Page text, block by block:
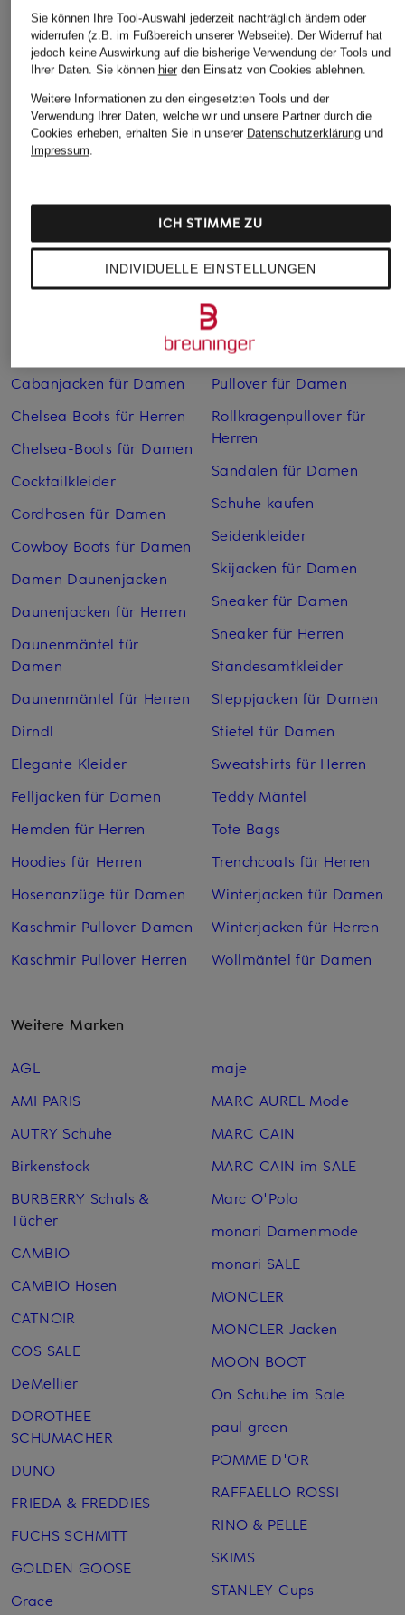
Anzüge für Herren
Bikinis Damen
Braune Stiefel für Damen
Cabanjacken für Damen
Chelsea Boots für Herren
Chelsea-Boots für Damen
Cocktailkleider
Cordhosen für Damen
Cowboy Boots für Damen
Damen Daunenjacken
Daunenjacken für Herren
Daunenmäntel für
Damen
Daunenmäntel für Herren
Dirndl
Elegante Kleider
Felljacken für Damen
Hemden für Herren
Hoodies für Herren
Hosenanzüge für Damen
Kaschmir Pullover Damen
Kaschmir Pullover Herren
Kleider
Lange Ballkleider
Lederjacken für Damen
Mäntel für Damen
Parkas für Herren
Pullover für Damen
Rollkragenpullover für
Herren
Sandalen für Damen
Schuhe kaufen
Seidenkleider
Skijacken für Damen
Sneaker für Damen
Sneaker für Herren
Standesamtkleider
Steppjacken für Damen
Stiefel für Damen
Sweatshirts für Herren
Teddy Mäntel
Tote Bags
Trenchcoats für Herren
Winterjacken für Damen
Winterjacken für Herren
Wollmäntel für Damen
Weitere Marken
AGL
AMI PARIS
AUTRY Schuhe
Birkenstock
BURBERRY Schals &
Tücher
CAMBIO
CAMBIO Hosen
CATNOIR
COS SALE
DeMellier
DOROTHEE
SCHUMACHER
DUNO
FRIEDA & FREDDIES
FUCHS SCHMITT
GOLDEN GOOSE
Grace
maje
MARC AUREL Mode
MARC CAIN
MARC CAIN im SALE
Marc O'Polo
monari Damenmode
monari SALE
MONCLER
MONCLER Jacken
MOON BOOT
On Schuhe im Sale
paul green
POMME D'OR
RAFFAELLO ROSSI
RINO & PELLE
SKIMS
STANLEY Cups
Sie können Ihre Tool-Auswahl jederzeit nachträglich ändern oder
widerrufen (z.B. im Fußbereich unserer Webseite). Der Widerruf hat
jedoch keine Auswirkung auf die bisherige Verwendung der Tools und
Ihrer Daten. Sie können hierden Einsatz von Cookies ablehnen.
Weitere Informationen zu den eingesetzten Tools und der
Verwendung Ihrer Daten, welche wir und unsere Partner durch die
Cookies erheben, erhalten Sie in unserer Datenschutzerklärungund
Impressum.
INDIVIDUELLE EINSTELLUNGEN
ICH STIMME ZU